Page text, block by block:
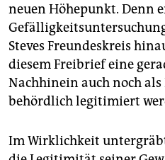
neuen Höhepunkt. Denn
Steves Freundeskreis
diesem Freibrief eine
Nachhinein auch noch
behördlich legitimiert
Im Wirklichkeit